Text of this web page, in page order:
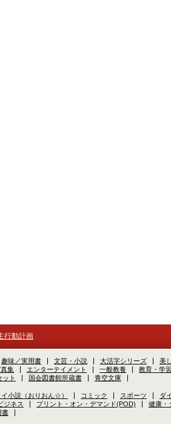
行動計画
趣味／実用書 文芸・小説 大活字シリーズ 美
集 エンターテイメント 一般教養 教育・学習
ット 国会図書館所蔵書 青空文庫
小説（おりおん☆） コミック スポーツ
ダ
ジネス プリント・オン・デマンド(POD) 健康・
書